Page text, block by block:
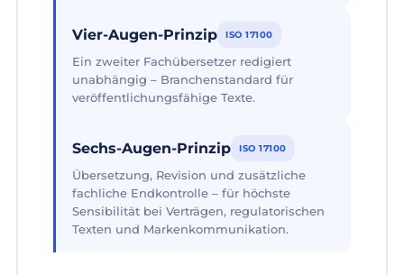
Vier-Augen-Prinzip ISO 17100
Ein zweiter Fachübersetzer redigiert
unabhängig – Branchenstandard für
veröffentlichungsfähige Texte.
Sechs-Augen-Prinzip ISO 17100
Übersetzung, Revision und zusätzliche
fachliche Endkontrolle – für höchste
Sensibilität bei Verträgen, regulatorischen
Texten und Markenkommunikation.